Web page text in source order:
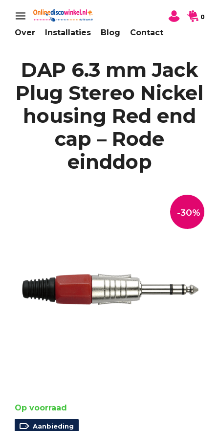
Over Installaties Blog Contact
0
DAP 6.3 mm Jack
Plug Stereo Nickel
housing Red end
cap – Rode
einddop
-30%
Op voorraad
Aanbieding